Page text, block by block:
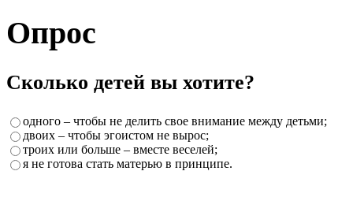
Опрос
Сколько детей вы хотите?
одного – чтобы не делить свое внимание между детьми;
двоих – чтобы эгоистом не вырос;
троих или больше – вместе веселей;
я не готова стать матерью в принципе.